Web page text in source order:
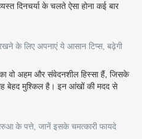
दिनचर्या के चलते ऐसा होना कई बार
के लिए अपनाएं ये आसान टिप्स, बढ़ेगी
वो अहम और संवेदनशील हिस्सा हैं, जिसके
बेहद मुश्किल है। इन आंखों की मदद से
के पत्ते, जानें इसके चमत्कारी फायदे